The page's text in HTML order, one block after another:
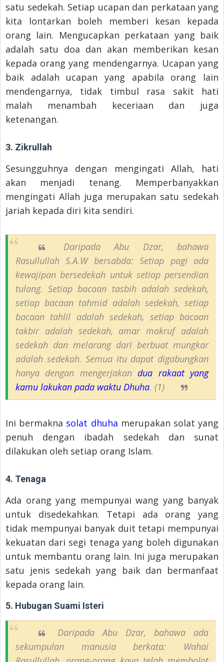
satu sedekah. Setiap ucapan dan perkataan yang
kita lontarkan boleh memberi kesan kepada
orang lain. Mengucapkan perkataan yang baik
adalah satu doa dan akan memberikan kesan
kepada orang yang mendengarnya. Ucapan yang
baik adalah ucapan yang apabila orang lain
mendengarnya, tidak timbul rasa sakit hati
malah menambah keceriaan dan juga
ketenangan.
3. Zikrullah
Sesungguhnya dengan mengingati Allah, hati
akan menjadi tenang. Memperbanyakkan
mengingati Allah juga merupakan satu sedekah
jariah kepada diri kita sendiri.
Daripada Abu Dzar, bahawa
Rasullullah S.A.W bersabda: Setiap pagi ada
kewajipan bersedekah untuk setiap persendian
tulang. Setiap bacaan tasbih adalah sedekah,
setiap bacaan tahmid adalah sedekah, setiap
bacaan tahlil adalah sedekah, setiap bacaan
takbir adalah sedekah, amar makruf adalah
sedekah dan melarang dari berbuat mungkar
adalah sedekah. Semua itu dapat digabungkan
hanya dengan mengerjakandua rakaat yang
kamu lakukan pada waktu Dhuha. (1)
Ini bermakna solat dhuha merupakan solat yang
penuh dengan ibadah sedekah dan sunat
dilakukan oleh setiap orang Islam.
4. Tenaga
Ada orang yang mempunyai wang yang banyak
untuk disedekahkan. Tetapi ada orang yang
tidak mempunyai banyak duit tetapi mempunyai
kekuatan dari segi tenaga yang boleh digunakan
untuk membantu orang lain. Ini juga merupakan
satu jenis sedekah yang baik dan bermanfaat
kepada orang lain.
5. Hubugan Suami Isteri
Daripada Abu Dzar, bahawa ada
sekumpulan manusia berkata: Wahai